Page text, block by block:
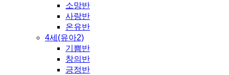
소망반
사랑반
온유반
4세(유아2)
기쁨반
창의반
긍정반